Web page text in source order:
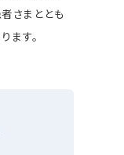
さまととも
ます。